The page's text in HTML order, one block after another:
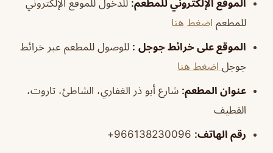
الموقع الإلكتروني للمطعم: للدخول للموقع الإلكتروني
للمطعم اضغط هنا
الموقع على خرائط جوجل : للوصول للمطعم عبر خرائط
جوجل اضغط هنا
عنوان المطعم: شارع أبو ذر الغفاري، الشاطئ، تاروت،
القطيف
رقم الهاتف: